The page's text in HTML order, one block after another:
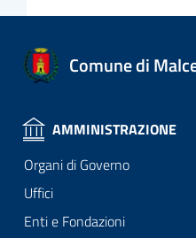
Comune di
AMMINISTRAZIONE
Organi di Governo
Uffici
Enti e Fondazioni